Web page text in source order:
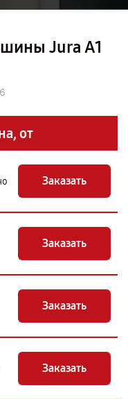
Jura A1
от
Заказать
Заказать
Заказать
Заказать